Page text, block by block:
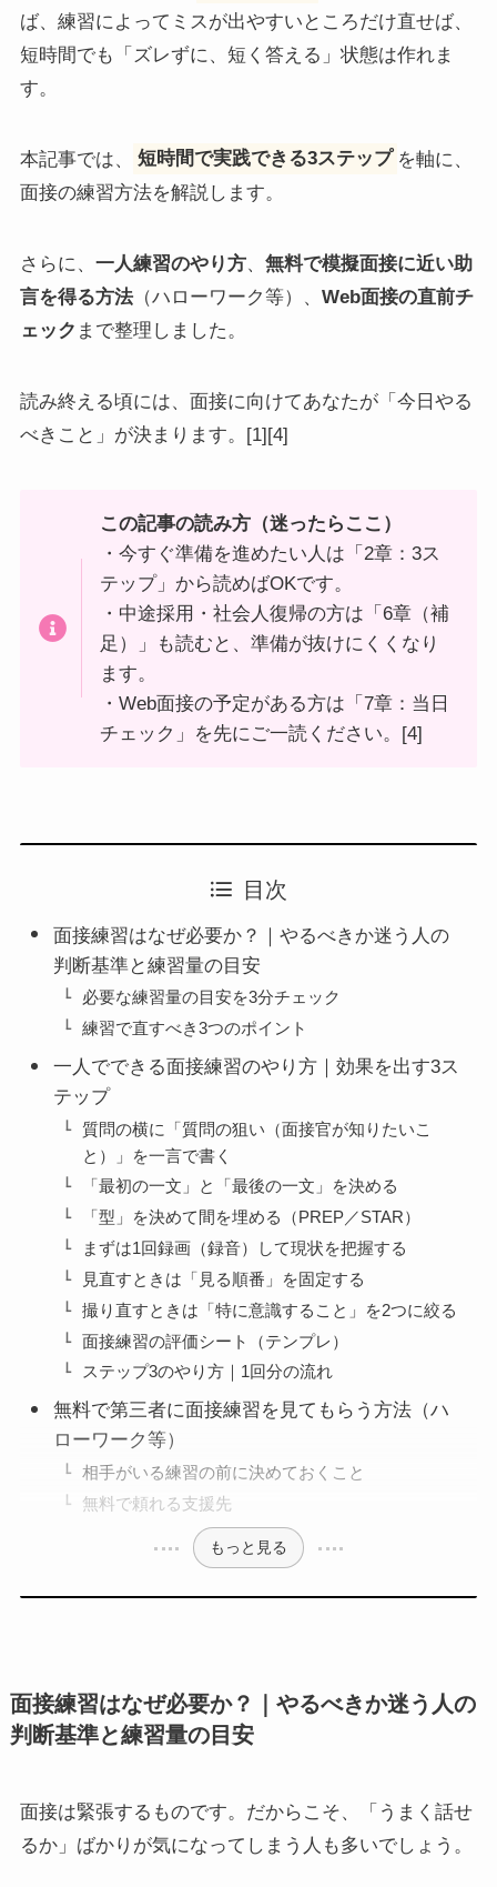
ば、練習によってミスが出やすいところだけ直せば、
短時間でも「ズレずに、短く答える」状態は作れま
す。
本記事では、 短時間で実践できる3ステップ を軸に、
面接の練習方法を解説します。
さらに、 一人練習のやり方、 無料で模擬面接に近い助
言を得る方法（ハローワーク等）、 Web面接の直前チ
ェック まで整理しました。
読み終える頃には、面接に向けてあなたが「今日やる
べきこと」が決まります。[1][4]
この記事の読み方（迷ったらここ）
・今すぐ準備を進めたい人は「2章：3ス
テップ」から読めばOKです。
・中途採用・社会人復帰の方は「6章（補
足）」も読むと、準備が抜けにくくなり
ます。
・Web面接の予定がある方は「7章：当日
チェック」を先にご一読ください。[4]
目次
面接練習はなぜ必要か？｜やるべきか迷う人の
判断基準と練習量の目安
必要な練習量の目安を3分チェック
練習で直すべき3つのポイント
一人でできる面接練習のやり方｜効果を出す3ス
テップ
質問の横に「質問の狙い（面接官が知りたいこ
と）」を一言で書く
「最初の一文」と「最後の一文」を決める
「型」を決めて間を埋める（PREP／STAR）
まずは1回録画（録音）して現状を把握する
見直すときは「見る順番」を固定する
撮り直すときは「特に意識すること」を2つに絞る
面接練習の評価シート（テンプレ）
ステップ3のやり方｜1回分の流れ
無料で第三者に面接練習を見てもらう方法（ハ
ローワーク等）
相手がいる練習の前に決めておくこと
無料で頼れる支援先
もっと見る
面接練習はなぜ必要か？｜やるべきか迷う人の
判断基準と練習量の目安
面接は緊張するものです。だからこそ、「うまく話せ
るか」ばかりが気になってしまう人も多いでしょう。